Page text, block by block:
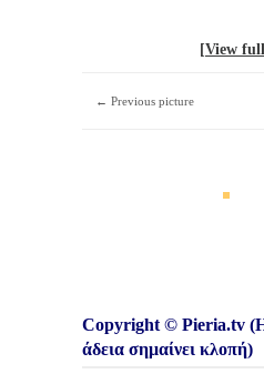
[View full
← Previous picture
Copyright © Pieria.tv (Η
άδεια σημαίνει κλοπή)